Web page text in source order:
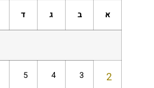
א
ב ג ד
2
3
4
5